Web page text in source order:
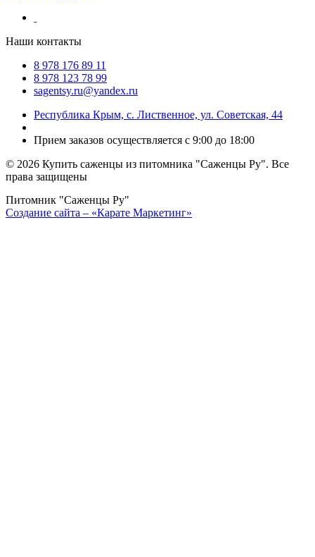
Наши контакты
8 978 176 89 11
8 978 123 78 99
sagentsy.ru@yandex.ru
Республика Крым, с. Лиственное, ул. Советская, 44
Прием заказов осуществляется с 9:00 до 18:00
© 2026 Купить саженцы из питомника "Саженцы Ру". Все
права защищены
Питомник "Саженцы Ру"
Создание сайта – «Карате Маркетинг»